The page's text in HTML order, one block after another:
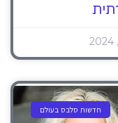
חדשות סלבס בעולם